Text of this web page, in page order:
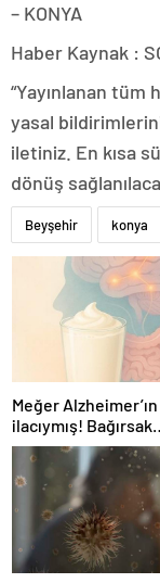
– KONYA
Haber Kaynak :
“Yayınlanan
yasal
iletiniz. En kısa
dönüş
Beyşehir konya
Meğer
ilacıymış! Bağırsak
iltihaplanmasını